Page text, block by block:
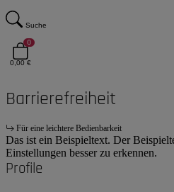
Suche
0
0,00 €
Barrierefreiheit
Für eine leichtere Bedienbarkeit
Das ist ein Beispieltext. Der
Einstellungen besser zu erkennen.
Profile